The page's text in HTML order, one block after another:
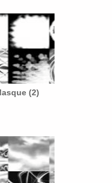
(2)